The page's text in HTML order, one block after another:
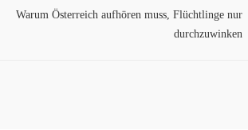
Warum Österreich aufhören muss, Flüchtlinge nur
durchzuwinken